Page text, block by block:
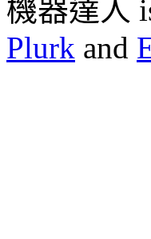
機器達人
Plurk and